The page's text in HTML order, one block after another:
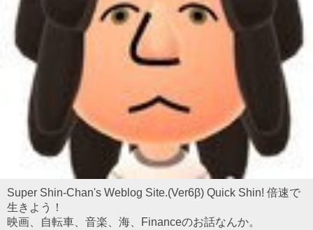
Super Shin-Chan's Weblog Site.(Ver6β) Quick Shin! 倍速で
生きよう！
映画、自転車、音楽、海、Financeのお話なんか。